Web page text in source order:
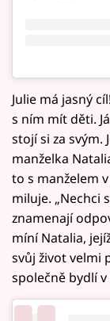
Julie má jasný
s ním mít děti.
stojí si za svým.
manželka
to s manželem
miluje. „Nechci
znamenají
míní Natalia,
svůj život velmi
společně bydlí